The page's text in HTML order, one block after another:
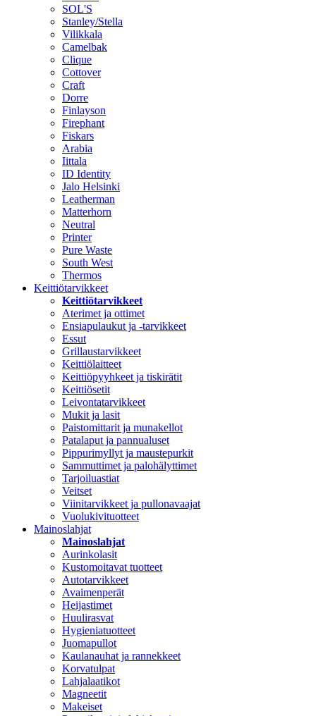
SOL'S
Stanley/Stella
Vilikkala
Camelbak
Clique
Cottover
Craft
Dorre
Finlayson
Firephant
Fiskars
Arabia
Iittala
ID Identity
Jalo Helsinki
Leatherman
Matterhorn
Neutral
Printer
Pure Waste
South West
Thermos
Keittiötarvikkeet
Keittiötarvikkeet
Aterimet ja ottimet
Ensiapulaukut ja -tarvikkeet
Essut
Grillaustarvikkeet
Keittiölaitteet
Keittiöpyyhkeet ja tiskirätit
Keittiösetit
Leivontatarvikkeet
Mukit ja lasit
Paistomittarit ja munakellot
Patalaput ja pannualuset
Pippurimyllyt ja maustepurkit
Sammuttimet ja palohälyttimet
Tarjoiluastiat
Veitset
Viinitarvikkeet ja pullonavaajat
Vuolukivituotteet
Mainoslahjat
Mainoslahjat
Aurinkolasit
Kustomoitavat tuotteet
Autotarvikkeet
Avaimenperät
Heijastimet
Huulirasvat
Hygieniatuotteet
Juomapullot
Kaulanauhat ja rannekkeet
Korvatulpat
Lahjalaatikot
Magneetit
Makeiset